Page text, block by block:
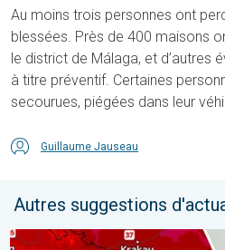
Au moins trois personnes ont
blessées. Près de 400 maisons
le district de Málaga, et d’autres
à titre préventif. Certaines
secourues, piégées dans leur
Guillaume Jauseau
Autres suggestions
Des températures supérieures à